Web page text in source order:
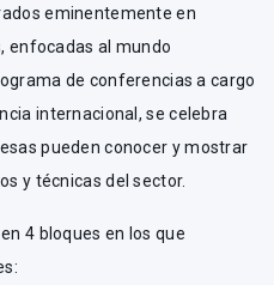
eminentemente en
enfocadas al mundo
de conferencias a cargo
internacional, se celebra
pueden conocer y mostrar
y técnicas del sector.
4 bloques en los que